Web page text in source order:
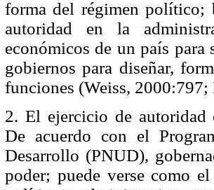
forma del régimen político;
autoridad en la
económicos de un país
gobiernos para diseñar,
funciones (Weiss,
2. El ejercicio de autoridad
De acuerdo con el
Desarrollo (PNUD),
poder; puede verse como